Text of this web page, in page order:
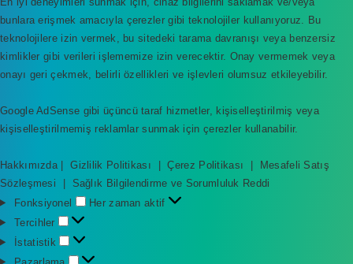
bunlara erişmek amacıyla çerezler gibi teknolojiler kullanıyoruz. Bu
teknolojilere izin vermek, bu sitedeki tarama davranışı veya benzersiz
kimlikler gibi verileri işlememize izin verecektir. Onay vermemek veya
onayı geri çekmek, belirli özellikleri ve işlevleri olumsuz etkileyebilir.
Google AdSense gibi üçüncü taraf hizmetler, kişiselleştirilmiş veya
kişiselleştirilmemiş reklamlar sunmak için çerezler kullanabilir.
Hakkımızda |Gizlilik Politikası |Çerez Politikası | Mesafeli Satış
Sözleşmesi
| Sağlık Bilgilendirme ve Sorumluluk Reddi
Fonksiyonel
F
k
Her zaman aktif
Tercihler
T
e
r
İstatistik
İ
s P